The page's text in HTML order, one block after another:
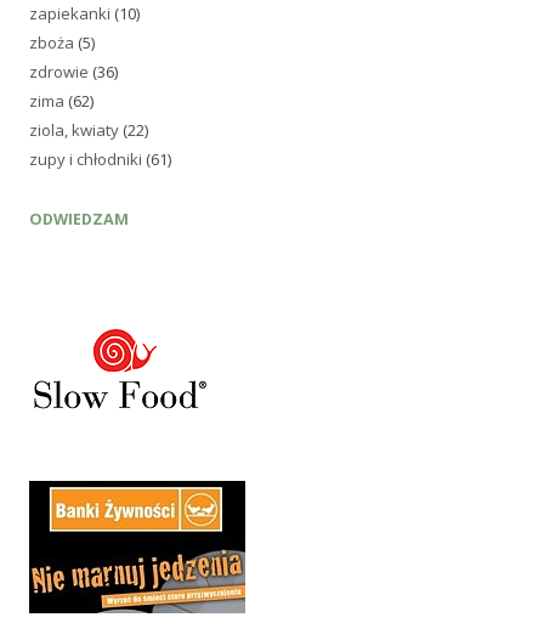
zapiekanki (10)
zboża (5)
zdrowie (36)
zima (62)
ziola, kwiaty (22)
zupy i chłodniki (61)
ODWIEDZAM